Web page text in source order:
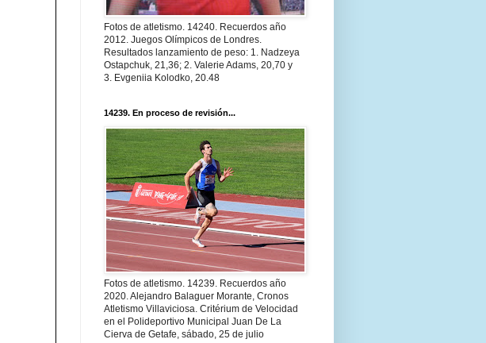
Fotos de atletismo. 14240. Recuerdos año
2012. Juegos Olímpicos de Londres.
Resultados lanzamiento de peso: 1. Nadzeya
Ostapchuk, 21,36; 2. Valerie Adams, 20,70 y
3. Evgeniia Kolodko, 20.48
14239. En proceso de revisión...
Fotos de atletismo. 14239. Recuerdos año
2020. Alejandro Balaguer Morante, Cronos
Atletismo Villaviciosa. Critérium de Velocidad
en el Polideportivo Municipal Juan De La
Cierva de Getafe, sábado, 25 de julio